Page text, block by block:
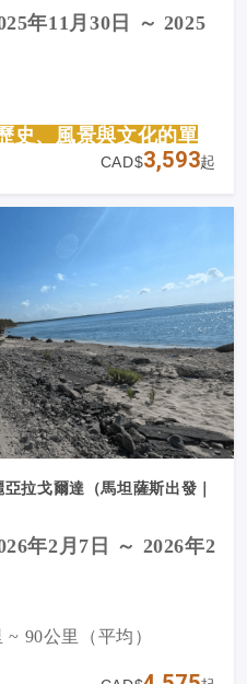
候，但本次活動地點為
萊斯（Viñales） ，離該
於此期間舉辦。
年11月30日 ～ 2025
平均）
或
，旅客可安心騎乘，輕鬆
史、風景與文化的單
時代」與糖業繁榮盛衰
力，更深刻反映了這片
：早期殖民者為了逃避海盜
在這裡，糖業、菸草與
枯興衰的命運輪迴；同
的重要人物，包括現任總
。
體驗
故事
流
公里的熱帶島嶼，擁
地與金色海灘兼具。
關塔那摩地區
，日均溫約20～25°C
CAD$3,593起
拉戈爾達（馬坦薩斯出發｜
年2月7日 ～ 2026年2
~ 90公里（平均）
路段穿越城市，整體路況